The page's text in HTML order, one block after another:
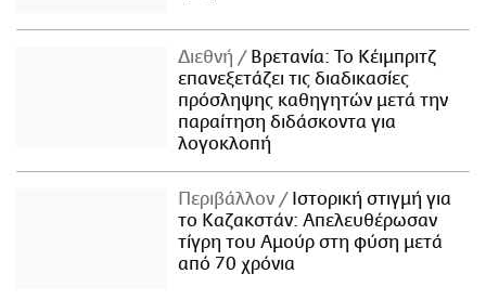
Διεθνή
Βρετανία: Το Κέιμπριτζ
επανεξετάζει τις διαδικασίες
πρόσληψης καθηγητών μετά την
παραίτηση διδάσκοντα για
λογοκλοπή
Περιβάλλον
Ιστορική στιγμή για
το Καζακστάν: Απελευθέρωσαν
τίγρη του Αμούρ στη φύση μετά
από 70 χρόνια